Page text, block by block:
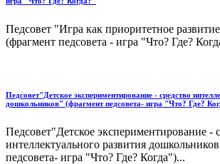
Педсовет "Игра как приоритетное
(фрагмент педсовета - игра "Что? Где?
Педсовет"Детское экспериментирование - средство
дошкольников" (фрагмент педсовета- игра "Что? Где?
Педсовет"Детское экспериментирование -
интеллектуального развития
педсовета- игра "Что? Где? Когда")...